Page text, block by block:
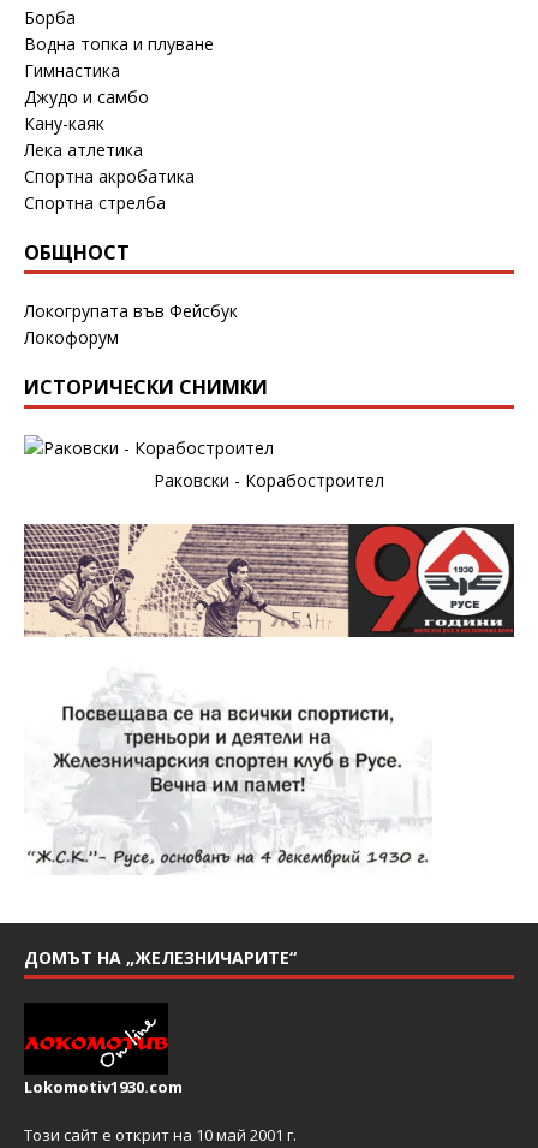
Борба
Водна топка и плуване
Гимнастика
Джудо и самбо
Кану-каяк
Лека атлетика
Спортна акробатика
Спортна стрелба
ОБЩНОСТ
Локогрупата във Фейсбук
Локофорум
ИСТОРИЧЕСКИ СНИМКИ
Раковски - Корабостроител
ДОМЪТ НА „ЖЕЛЕЗНИЧАРИТЕ“
Lokomotiv1930.com
Този сайт е открит на 10 май 2001 г.